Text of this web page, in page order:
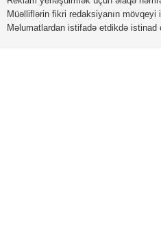
Müəlliflərin fikri redaksiyanın mövqeyi
Məlumatlardan istifadə etdikdə istinad